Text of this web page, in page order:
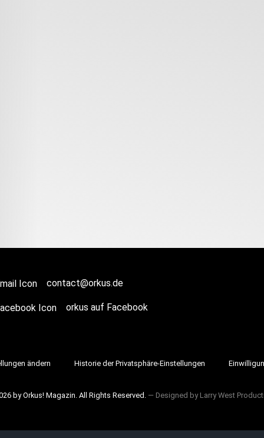
contact@orkus.de
orkus auf Facebook
ändern Historie der Privatsphäre-Einstellungen
by Orkus! Magazin. All Rights Reserved. ― Designed by Larry West